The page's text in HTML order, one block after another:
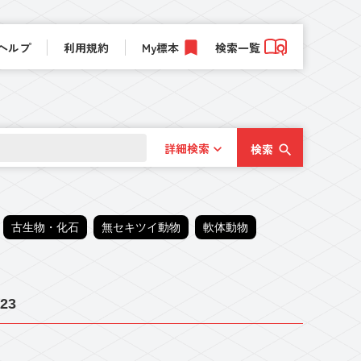
ルプ 利用規約 My標本 検索一覧
詳細検索 検索
古生物・化石 無セキツイ動物 軟体動物